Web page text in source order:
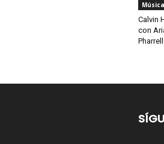
Música
Calvin
con
Pharrell